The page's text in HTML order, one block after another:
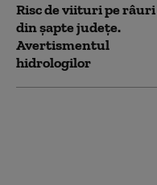
Risc de viituri pe râuri
din șapte județe.
Avertismentul
hidrologilor